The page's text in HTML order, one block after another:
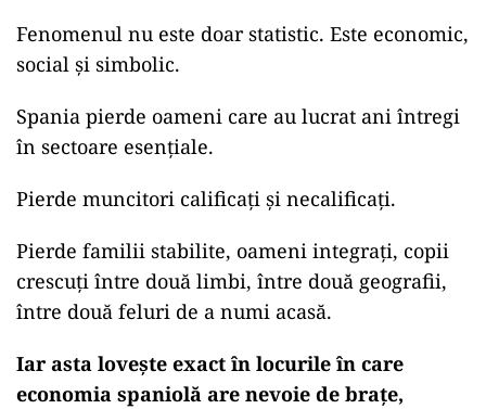
Fenomenul nu este doar statistic. Este economic,
social și simbolic.
Spania pierde oameni care au lucrat ani întregi
în sectoare esențiale.
Pierde muncitori calificați și necalificați.
Pierde familii stabilite, oameni integrați, copii
crescuți între două limbi, între două geografii,
între două feluri de a numi acasă.
Iar asta lovește exact în locurile în care
economia spaniolă are nevoie de brațe,